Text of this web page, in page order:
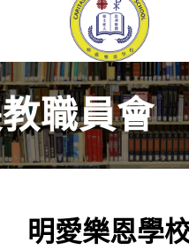
職員會
明愛樂恩學